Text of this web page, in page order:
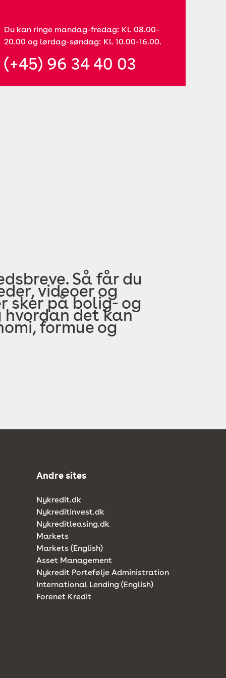
Du kan ringe mandag-fredag: Kl. 08.00-
20.00 og lørdag-søndag: Kl. 10.00-16.00.
(+45) 96 34 40 03
Så får du
videoer og
sker på bolig- og
hvordan det kan
formue og
Andre sites
Nykredit.dk
Nykreditinvest.dk
Nykreditleasing.dk
Markets
Markets (English)
Asset Management
Nykredit Portefølje Administration
International Lending (English)
Forenet Kredit